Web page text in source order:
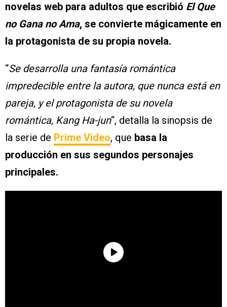
novelas web para adultos que escribió El Que
no Gana no Ama, se convierte mágicamente en
la protagonista de su propia novela.
“Se desarrolla una fantasía romántica
impredecible entre la autora, que nunca está en
pareja, y el protagonista de su novela
romántica, Kang Ha-jun“, detalla la sinopsis de
la serie de Prime Video, que basa la
producción en sus segundos personajes
principales.